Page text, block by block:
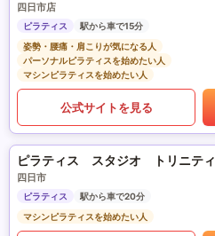
四日市店
ピラティス
駅から車で15分
姿勢・腰痛・肩こりが気になる人
パーソナルピラティスを始めたい人
マシンピラティスを始めたい人
公式サイトを見る
ピラティス スタジオ トリニティ
四日市
ピラティス
駅から車で20分
マシンピラティスを始めたい人